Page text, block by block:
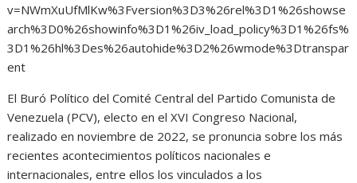
v=NWmXuUfMlKw%3Fversion%3D3%26rel%3D1%26showse
arch%3D0%26showinfo%3D1%26iv_load_policy%3D1%26fs%
3D1%26hl%3Des%26autohide%3D2%26wmode%3Dtranspar
ent
El Buró Político del Comité Central del Partido Comunista de
Venezuela (PCV), electo en el XVI Congreso Nacional,
realizado en noviembre de 2022, se pronuncia sobre los más
recientes acontecimientos políticos nacionales e
internacionales, entre ellos los vinculados a los